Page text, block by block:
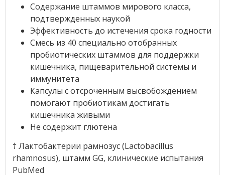
Содержание штаммов мирового класса,
подтвержденных наукой
Эффективность до истечения срока годности
Смесь из 40 специально отобранных
пробиотических штаммов для поддержки
кишечника, пищеварительной системы и
иммунитета
Капсулы с отсроченным высвобождением
помогают пробиотикам достигать
кишечника живыми
Не содержит глютена
† Лактобактерии рамнозус (Lactobacillus
rhamnosus), штамм GG, клинические испытания
PubMed